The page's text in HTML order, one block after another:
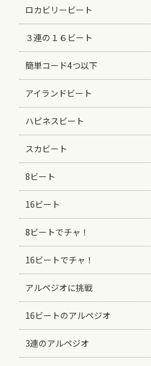
ロカビリービート
３連の１６ビート
簡単コード4つ以下
アイランドビート
ハピネスビート
スカビート
8ビート
16ビート
8ビートでチャ！
16ビートでチャ！
アルペジオに挑戦
16ビートのアルペジオ
3連のアルペジオ